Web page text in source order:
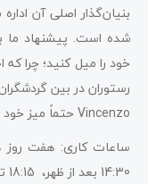
بنیان‌گذار اصلی آن
شده است. پیشنهاد ما
خود را میل کنید؛ چرا
Vincenzo حتماً میز خود را رزرو کنید.
14:30 بعد از ظهر، 18:15 تا 22:30 شب